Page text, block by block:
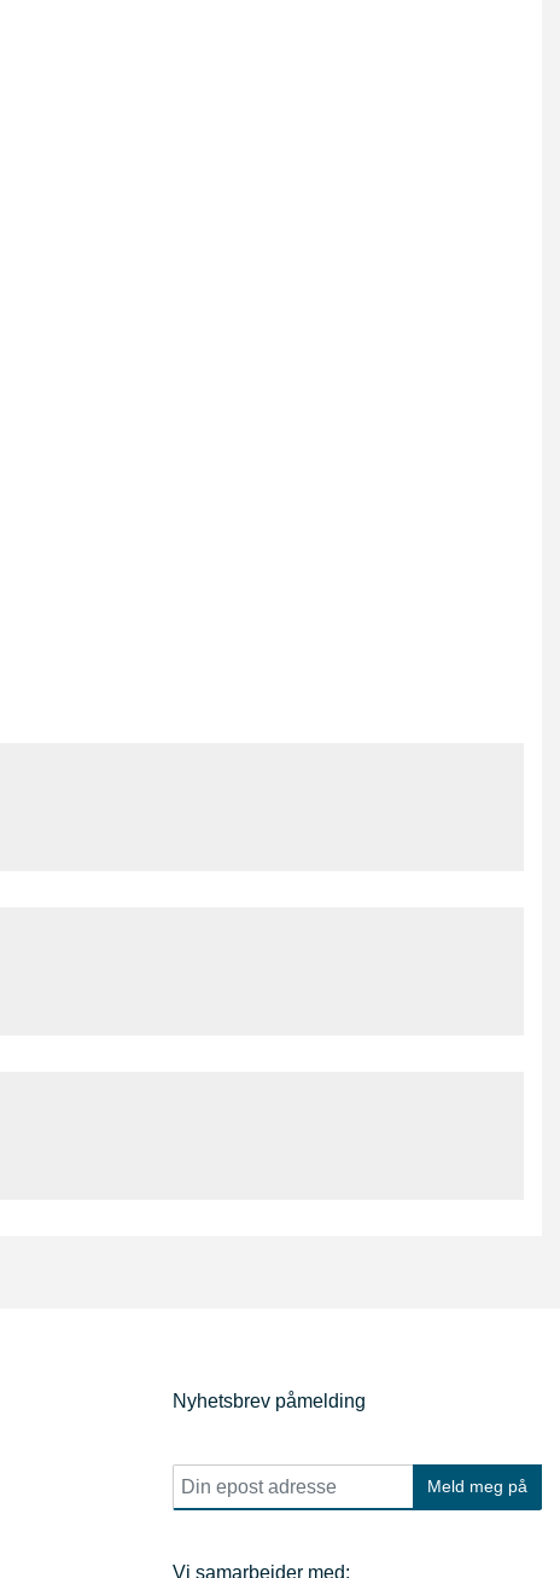
Nyhetsbrev påmelding
E
p
t
Meld meg på
Vi samarbeider med: